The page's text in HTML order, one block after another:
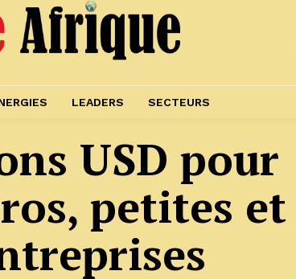
LEADERS SECTEURS
USD pour
petites et